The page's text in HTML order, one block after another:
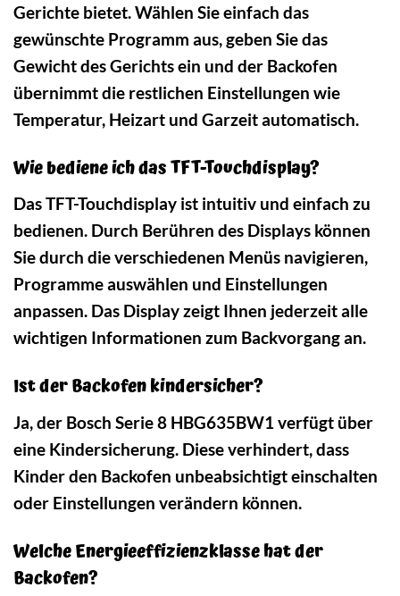
Gerichte bietet. Wählen Sie einfach das
gewünschte Programm aus, geben Sie das
Gewicht des Gerichts ein und der Backofen
übernimmt die restlichen Einstellungen wie
Temperatur, Heizart und Garzeit automatisch.
Wie bediene ich das TFT-Touchdisplay?
Das TFT-Touchdisplay ist intuitiv und einfach zu
bedienen. Durch Berühren des Displays können
Sie durch die verschiedenen Menüs navigieren,
Programme auswählen und Einstellungen
anpassen. Das Display zeigt Ihnen jederzeit alle
wichtigen Informationen zum Backvorgang an.
Ist der Backofen kindersicher?
Ja, der Bosch Serie 8 HBG635BW1 verfügt über
eine Kindersicherung. Diese verhindert, dass
Kinder den Backofen unbeabsichtigt einschalten
oder Einstellungen verändern können.
Welche Energieeffizienzklasse hat der
Backofen?